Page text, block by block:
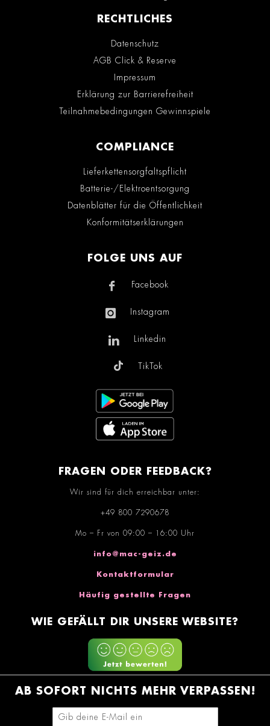
RECHTLICHES
Datenschutz
AGB Click & Reserve
Impressum
Erklärung zur Barrierefreiheit
Teilnahmebedingungen Gewinnspiele
COMPLIANCE
Lieferkettensorgfaltspflicht
Batterie-/Elektroentsorgung
Datenblätter für die Öffentlichkeit
Konformitätserklärungen
FOLGE UNS AUF
Facebook
Instagram
Linkedin
TikTok
FRAGEN ODER FEEDBACK?
Wir sind für dich erreichbar unter:
+49 800 7290678
Mo – Fr von 09:00 – 16:00 Uhr
info@mac-geiz.de
Kontaktformular
Häufig gestellte Fragen
WIE GEFÄLLT DIR UNSERE WEBSITE?
AB SOFORT NICHTS MEHR VERPASSEN!
E-Mail-Adresse eingeben